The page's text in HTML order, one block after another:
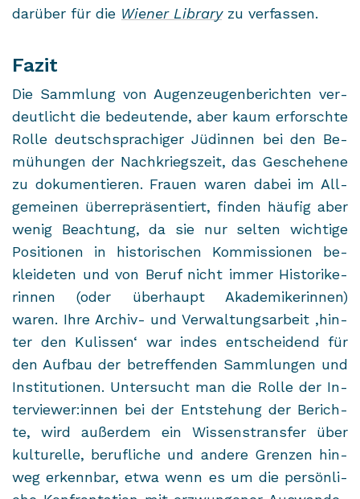
dar­über für die Wie­ner Li­bra­ryzu ver­fas­sen.
Fazit
Die Samm­lung von Au­gen­zeu­gen­be­rich­ten ver­
deut­licht die be­deu­ten­de, aber kaum er­forsch­te
Rolle deutsch­spra­chi­ger Jü­din­nen bei den Be­
mü­hun­gen der Nach­kriegs­zeit, das Ge­sche­he­ne
zu do­ku­men­tie­ren. Frau­en waren dabei im All­
ge­mei­nen über­re­prä­sen­tiert, fin­den häu­fig aber
wenig Be­ach­tung, da sie nur sel­ten wich­ti­ge
Po­si­tio­nen in his­to­ri­schen Kom­mis­sio­nen be­
klei­de­ten und von Beruf nicht immer His­to­ri­ke­
rin­nen (oder über­haupt Aka­de­mi­ke­rin­nen)
waren. Ihre Archiv-​ und Ver­wal­tungs­ar­beit ,hin­
ter den Ku­lis­sen‘ war indes ent­schei­dend für
den Auf­bau der be­tref­fen­den Samm­lun­gen und
In­sti­tu­tio­nen. Un­ter­sucht man die Rolle der In­
ter­view­er:innen bei der Ent­ste­hung der Be­rich­
te, wird au­ßer­dem ein Wis­sens­trans­fer über
kul­tu­rel­le, be­ruf­li­che und an­de­re Gren­zen hin­
weg er­kenn­bar, etwa wenn es um die per­sön­li­